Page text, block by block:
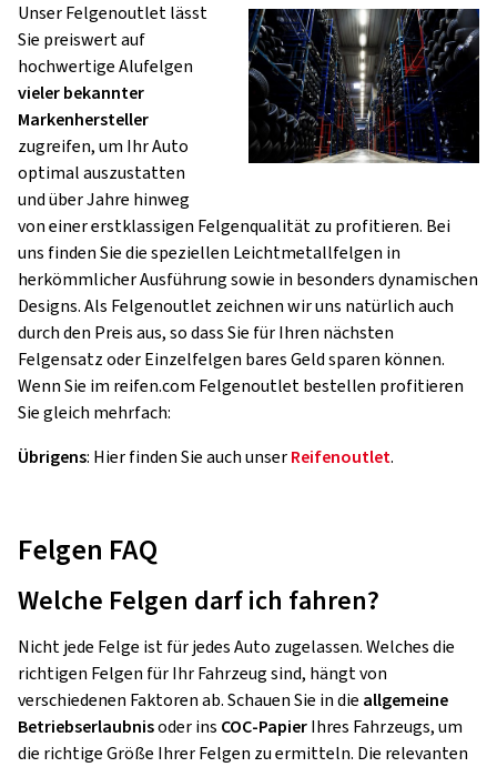
Unser Felgenoutlet lässt
Sie preiswert auf
hochwertige Alufelgen
vieler bekannter
Markenhersteller
zugreifen, um Ihr Auto
optimal auszustatten
und über Jahre hinweg
von einer erstklassigen Felgenqualität zu profitieren. Bei
uns finden Sie die speziellen Leichtmetallfelgen in
herkömmlicher Ausführung sowie in besonders dynamischen
Designs. Als Felgenoutlet zeichnen wir uns natürlich auch
durch den Preis aus, so dass Sie für Ihren nächsten
Felgensatz oder Einzelfelgen bares Geld sparen können.
Wenn Sie im reifen.com Felgenoutlet bestellen profitieren
Sie gleich mehrfach:
Übrigens: Hier finden Sie auch unserReifenoutlet.
Felgen FAQ
Welche Felgen darf ich fahren?
Nicht jede Felge ist für jedes Auto zugelassen. Welches die
richtigen Felgen für Ihr Fahrzeug sind, hängt von
verschiedenen Faktoren ab. Schauen Sie in die allgemeine
Betriebserlaubnisoder ins COC-PapierIhres Fahrzeugs, um
die richtige Größe Ihrer Felgen zu ermitteln. Die relevanten